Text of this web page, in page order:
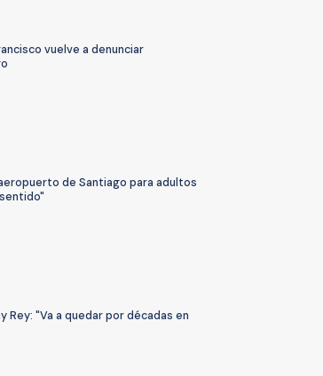
vuelve a denunciar
de Santiago para adultos
Rey: "Va a quedar por décadas en